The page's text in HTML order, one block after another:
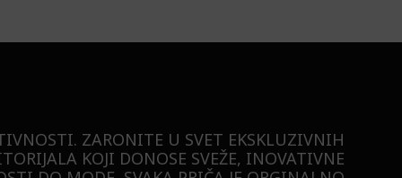
ZARONITE U SVET EKSKLUZIVNIH
KOJI DONOSE SVEŽE, INOVATIVNE